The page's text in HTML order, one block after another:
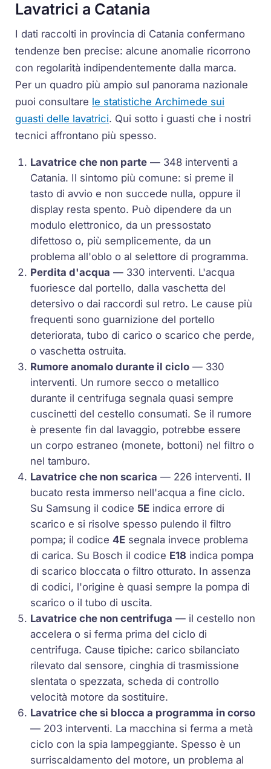
Lavatrici a Catania
I dati raccolti in provincia di Catania confermano
tendenze ben precise: alcune anomalie ricorrono
con regolarità indipendentemente dalla marca.
Per un quadro più ampio sul panorama nazionale
puoi consultare le statistiche Archimede sui
guasti delle lavatrici. Qui sotto i guasti che i nostri
tecnici affrontano più spesso.
Lavatrice che non parte — 348 interventi a
Catania. Il sintomo più comune: si preme il
tasto di avvio e non succede nulla, oppure il
display resta spento. Può dipendere da un
modulo elettronico, da un pressostato
difettoso o, più semplicemente, da un
problema all'oblo o al selettore di programma.
Perdita d'acqua — 330 interventi. L'acqua
fuoriesce dal portello, dalla vaschetta del
detersivo o dai raccordi sul retro. Le cause più
frequenti sono guarnizione del portello
deteriorata, tubo di carico o scarico che perde,
o vaschetta ostruita.
Rumore anomalo durante il ciclo — 330
interventi. Un rumore secco o metallico
durante il centrifuga segnala quasi sempre
cuscinetti del cestello consumati. Se il rumore
è presente fin dal lavaggio, potrebbe essere
un corpo estraneo (monete, bottoni) nel filtro o
nel tamburo.
Lavatrice che non scarica — 226 interventi. Il
bucato resta immerso nell'acqua a fine ciclo.
Su Samsung il codice 5E indica errore di
scarico e si risolve spesso pulendo il filtro
pompa; il codice4E segnala invece problema
di carica. Su Bosch il codice E18 indica pompa
di scarico bloccata o filtro otturato. In assenza
di codici, l'origine è quasi sempre la pompa di
scarico o il tubo di uscita.
Lavatrice che non centrifuga — il cestello non
accelera o si ferma prima del ciclo di
centrifuga. Cause tipiche: carico sbilanciato
rilevato dal sensore, cinghia di trasmissione
slentata o spezzata, scheda di controllo
velocità motore da sostituire.
Lavatrice che si blocca a programma in corso
— 203 interventi. La macchina si ferma a metà
ciclo con la spia lampeggiante. Spesso è un
surriscaldamento del motore, un problema al